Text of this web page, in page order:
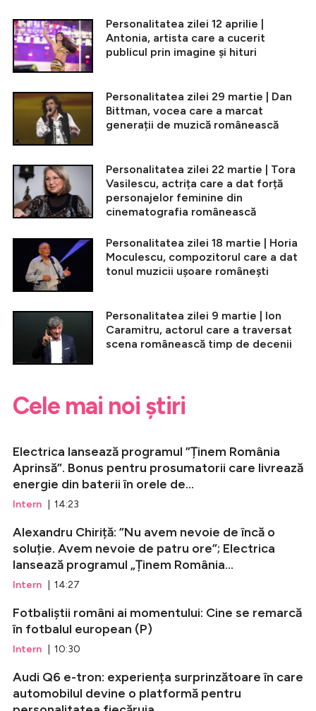
Personalitatea zilei 12 aprilie |
Antonia, artista care a cucerit
publicul prin imagine și hituri
Personalitatea zilei 29 martie | Dan
Bittman, vocea care a marcat
generații de muzică românească
Personalitatea zilei 22 martie | Tora
Vasilescu, actrița care a dat forță
personajelor feminine din
cinematografia românească
Personalitatea zilei 18 martie | Horia
Moculescu, compozitorul care a dat
tonul muzicii ușoare românești
Personalitatea zilei 9 martie | Ion
Caramitru, actorul care a traversat
scena românească timp de decenii
Cele mai noi știri
Electrica lansează programul ”Ținem România
Aprinsă”. Bonus pentru prosumatorii care livrează
energie din baterii în orele de...
Intern | 14:23
Alexandru Chiriță: ”Nu avem nevoie de încă o
soluție. Avem nevoie de patru ore”; Electrica
lansează programul „Ținem România...
Intern | 14:27
Fotbaliștii români ai momentului: Cine se remarcă
în fotbalul european (P)
Intern | 10:30
Audi Q6 e-tron: experiența surprinzătoare în care
automobilul devine o platformă pentru